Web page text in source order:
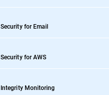
Security for Email
Security for AWS
Integrity Monitoring